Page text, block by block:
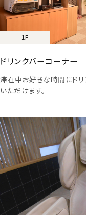
ドリンクバーコーナー
滞在中お好きな時間にド
いただけます。
1F